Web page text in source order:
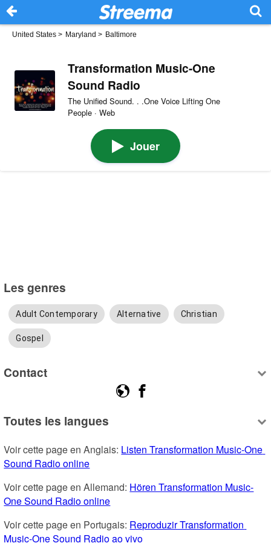
United States > Maryland > Baltimore
Transformation Music-One
Sound Radio
The Unified Sound. . .One Voice Lifting One
People · Web
Jouer
Les genres
Adult Contemporary Alternative Christian
Gospel
Contact
Toutes les langues
Voir cette page en Anglais: Listen Transformation Music-One
Sound Radio online
Voir cette page en Allemand: Hören Transformation Music-
One Sound Radio online
Voir cette page en Portugais: Reproduzir Transformation
Music-One Sound Radio ao vivo